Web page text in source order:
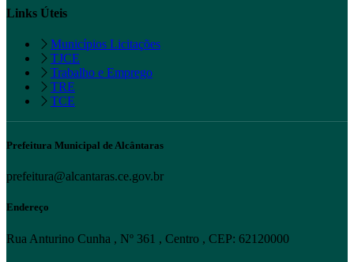
Links Úteis
Municípios Licitações
TJCE
Trabalho e Emprego
TRE
TCE
Prefeitura Municipal de Alcântaras
prefeitura@alcantaras.ce.gov.br
Endereço
Rua Anturino Cunha , Nº 361 , Centro , CEP: 62120000